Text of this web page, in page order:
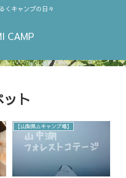
くキャンプの日々
CAMP
ト
【山梨県△キャンプ場】